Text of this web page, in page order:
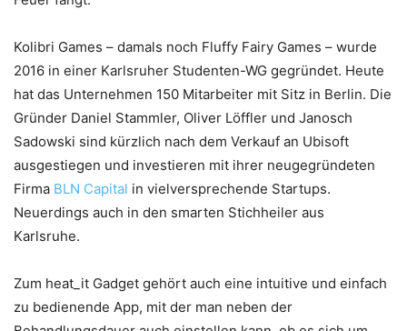
Kolibri Games – damals noch Fluffy Fairy Games – wurde
2016 in einer Karlsruher Studenten-WG gegründet. Heute
hat das Unternehmen 150 Mitarbeiter mit Sitz in Berlin. Die
Gründer Daniel Stammler, Oliver Löffler und Janosch
Sadowski sind kürzlich nach dem Verkauf an Ubisoft
ausgestiegen und investieren mit ihrer neugegründeten
Firma BLN Capital in vielversprechende Startups.
Neuerdings auch in den smarten Stichheiler aus
Karlsruhe.
Zum heat_it Gadget gehört auch eine intuitive und einfach
zu bedienende App, mit der man neben der